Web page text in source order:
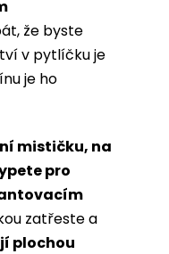
že byste
v pytlíčku je
je ho
mističku, na
pro
zatřeste a
plochou